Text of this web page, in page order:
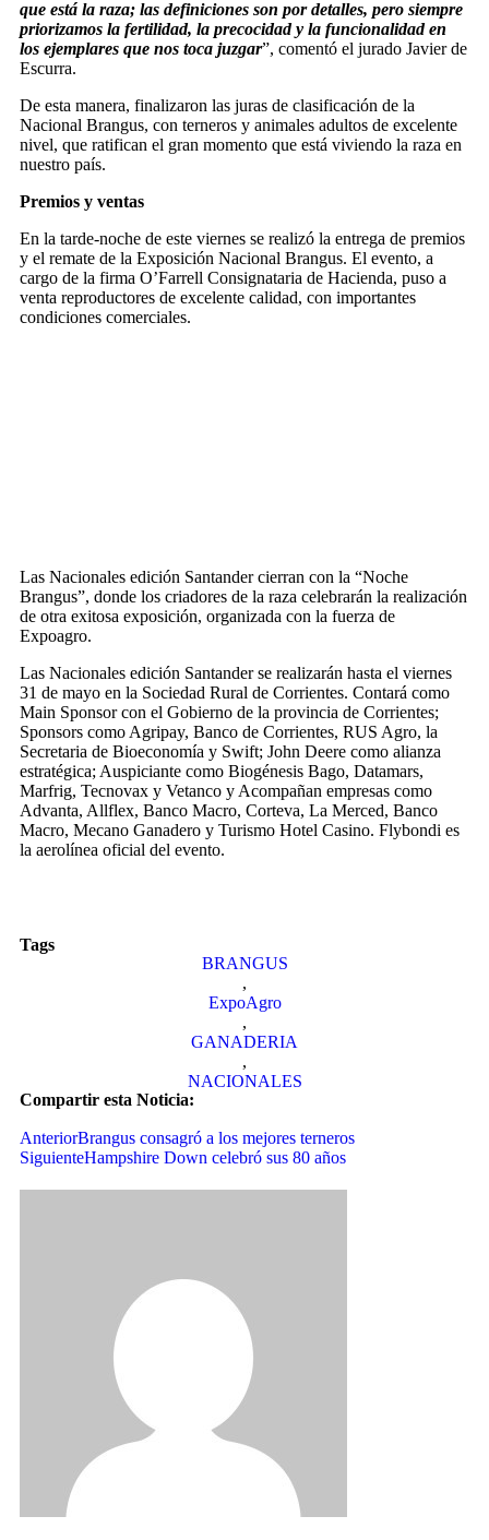
que está la raza; las definiciones son por detalles, pero siempre
priorizamos la fertilidad, la precocidad y la funcionalidad en
los ejemplares que nos toca juzgar”, comentó el jurado Javier de
Escurra.
De esta manera, finalizaron las juras de clasificación de la
Nacional Brangus, con terneros y animales adultos de excelente
nivel, que ratifican el gran momento que está viviendo la raza en
nuestro país.
Premios y ventas
En la tarde-noche de este viernes se realizó la entrega de premios
y el remate de la Exposición Nacional Brangus. El evento, a
cargo de la firma O’Farrell Consignataria de Hacienda, puso a
venta reproductores de excelente calidad, con importantes
condiciones comerciales.
Las Nacionales edición Santander cierran con la “Noche
Brangus”, donde los criadores de la raza celebrarán la realización
de otra exitosa exposición, organizada con la fuerza de
Expoagro.
Las Nacionales edición Santander se realizarán hasta el viernes
31 de mayo en la Sociedad Rural de Corrientes. Contará como
Main Sponsor con el Gobierno de la provincia de Corrientes;
Sponsors como Agripay, Banco de Corrientes, RUS Agro, la
Secretaria de Bioeconomía y Swift; John Deere como alianza
estratégica; Auspiciante como Biogénesis Bago, Datamars,
Marfrig, Tecnovax y Vetanco y Acompañan empresas como
Advanta, Allflex, Banco Macro, Corteva, La Merced, Banco
Macro, Mecano Ganadero y Turismo Hotel Casino. Flybondi es
la aerolínea oficial del evento.
Tags
BRANGUS
,
ExpoAgro
,
GANADERIA
,
NACIONALES
Compartir esta Noticia:
AnteriorBrangus consagró a los mejores terneros
SiguienteHampshire Down celebró sus 80 años